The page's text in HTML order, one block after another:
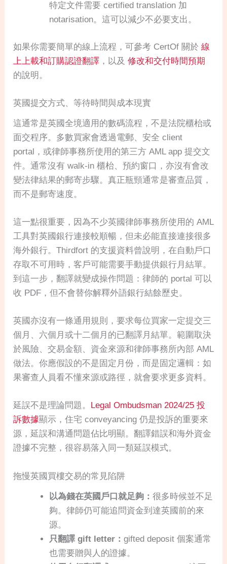
特定文件需要 certified translation 加
notarisation。這可以減少不必要支出。
如果你需要簡單的線上流程，可參考 CertOf 關於線
上上載和訂購認證翻譯 ，以及修改和交付時間預期
的說明。
英國提交方式、等待時間與成本現實
這通常是英國全境適用的數碼流程，不是法院櫃枱或
面交程序。多數買家會透過電郵、安全 client
portal，或律師事務所使用的第三方 AML app 提交文
件。通常沒有 walk-in 櫃枱、預約窗口，亦沒有會改
變法律結果的郵寄步驟。真正瓶頸通常是審查品質，
而不是郵寄速度。
這一點很重要，因為不少英國律師事務所使用的 AML
工具對英國銀行連接較順暢，但未必能直接連接很多
海外銀行。Thirdfort 的支援資料曾說明，在自動戶口
存取不可用時，客戶可能需要手動提供銀行月結單。
到這一步，翻譯就變成操作問題：律師的 portal 可以
收 PDF，但不會替你解釋外語銀行結餘歷史。
英國亦沒有一條通用規則，要求每位買家一定提交三
個月、六個月或十二個月的已翻譯月結單。範圍取決
於風險、交易金額、資金來源和律師事務所內部 AML
做法。你應假設的不是固定月份，而是固定邏輯：如
果審查人員看不懂來源或路徑，就會要求更多資料。
延誤不是理論問題。
Legal Ombudsman 2024/25 投
訴數據顯示，住宅 conveyancing 仍是投訴的重要來
源，延誤和溝通問題佔比明顯。翻譯錯誤和海外資金
證據不完整，很容易落入同一類延誤模式。
拖慢英國買樓交易的常見陷阱
以為錢在英國戶口就足夠：很多時候並不足
夠。律師仍可能追問資金到達英國前的來
源。
只翻譯 gift letter：gifted deposit 個案通常
也需要贈與人的證據。